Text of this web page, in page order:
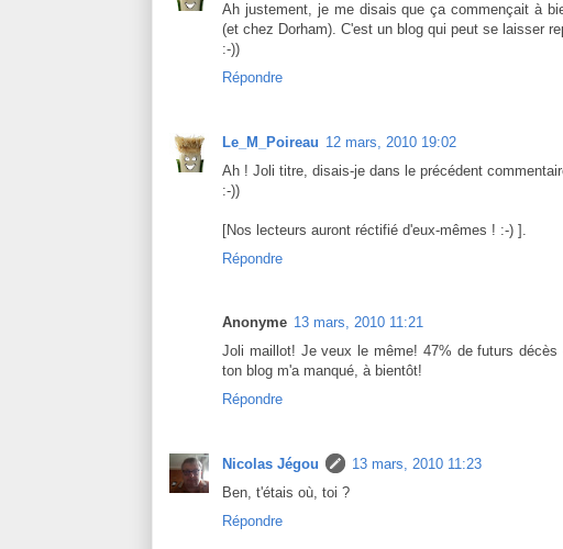
Ah justement, je me disais que ça commençait à
(et chez Dorham). C'est un blog qui peut se laisser
:-))
Répondre
Le_M_Poireau 12 mars, 2010 19:02
Ah ! Joli titre, disais-je dans le précédent
:-))
[Nos lecteurs auront réctifié d'eux-mêmes ! :-) ].
Répondre
Anonyme 13 mars, 2010 11:21
Joli maillot! Je veux le même! 47% de futurs
ton blog m'a manqué, à bientôt!
Répondre
Nicolas Jégou
13 mars, 2010 11:23
Ben, t'étais où, toi ?
Répondre